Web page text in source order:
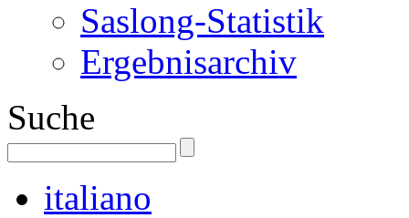
Saslong-Statistik
Ergebnisarchiv
Suche
italiano